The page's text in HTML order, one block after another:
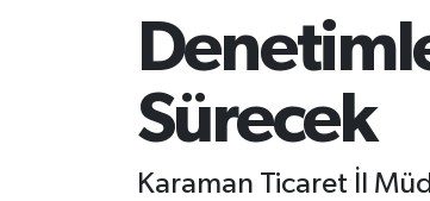
Sürecek
Karaman Ticaret İl
Asayiş Haberleri
Ulusal Haberler
Vefat Edenler